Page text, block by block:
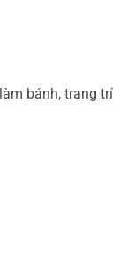
bánh, trang trí